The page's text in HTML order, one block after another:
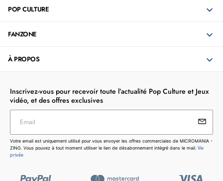
POP CULTURE
FANZONE
À PROPOS
Inscrivez-vous pour recevoir toute l’actualité Pop Culture et Jeux
vidéo, et des offres exclusives
Votre email est uniquement utilisé pour vous envoyer les
offres commerciales de MICROMANIA - ZING. Vous pouvez
à tout moment utiliser le lien de désabonnement intégré dans
Email
Votre email est uniquement utilisé pour vous envoyer les offres commerciales de MICROMANIA -
ZING. Vous pouvez à tout moment utiliser le lien de désabonnement intégré dans le mail. Vie
privée